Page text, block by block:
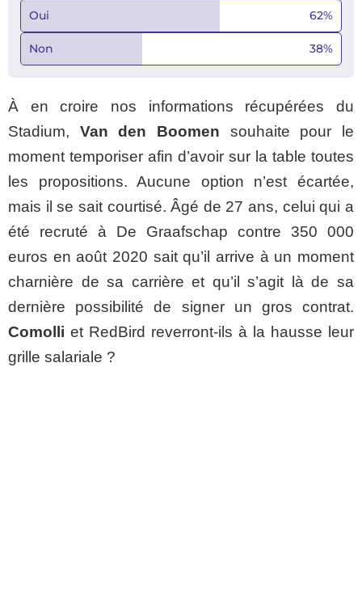
Oui 62%
Non 38%
À en croire nos informations récupérées du
Stadium, Van den Boomen souhaite pour le
moment temporiser afin d’avoir sur la table toutes
les propositions. Aucune option n’est écartée,
mais il se sait courtisé. Âgé de 27 ans, celui qui a
été recruté à De Graafschap contre 350 000
euros en août 2020 sait qu’il arrive à un moment
charnière de sa carrière et qu’il s’agit là de sa
dernière possibilité de signer un gros contrat.
Comolli et RedBird reverront-ils à la hausse leur
grille salariale ?